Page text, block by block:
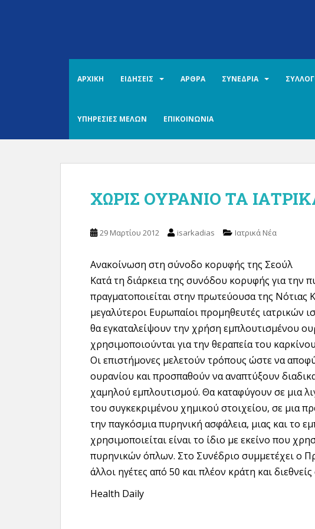
c
ΑΡΧΙΚΗ ΕΙΔΗΣΕΙΣ ΑΡΘΡΑ ΣΥΝΕΔΡΙΑ
ΥΠΗΡΕΣΙΕΣ ΜΕΛΩΝ ΕΠΙΚΟΙΝΩΝΙΑ
ΧΩΡΙΣ ΟΥΡΑΝΙΟ ΤΑ
29 Μαρτίου 2012 isarkadias Ιατρικά Νέα
Ανακοίνωση στη σύνοδο κορυφής της Σεούλ
Kατά τη διάρκεια της συνόδου κορυφής για την
πραγματοποιείται στην πρωτεύουσα της Νότιας
μεγαλύτεροι Ευρωπαίοι προμηθευτές ιατρικών
θα εγκαταλείψουν την χρήση εμπλουτισμένου
χρησιμοποιούνται για την θεραπεία του
Οι επιστήμονες μελετούν τρόπους ώστε να
ουρανίου και προσπαθούν να αναπτύξουν
χαμηλού εμπλουτισμού. Θα καταφύγουν σε μια
του συγκεκριμένου χημικού στοιχείου, σε μια
την παγκόσμια πυρηνική ασφάλεια, μιας και το
χρησιμοποιείται είναι το ίδιο με εκείνο που
πυρηνικών όπλων. Στο Συνέδριο συμμετέχει ο
άλλοι ηγέτες από 50 και πλέον κράτη και
Health Daily